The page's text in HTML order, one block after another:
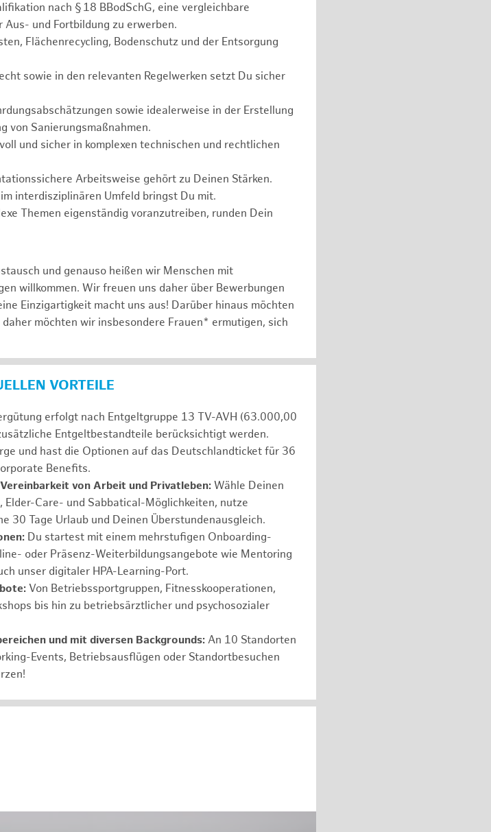
nach § 18 BBodSchG, eine vergleichbare
und Fortbildung zu erwerben.
Flächenrecycling, Bodenschutz und der Entsorgung
sowie in den relevanten Regelwerken setzt Du sicher
sowie idealerweise in der Erstellung
von Sanierungsmaßnahmen.
und sicher in komplexen technischen und rechtlichen
Arbeitsweise gehört zu Deinen Stärken.
interdisziplinären Umfeld bringst Du mit.
Themen eigenständig voranzutreiben, runden Dein
und genauso heißen wir Menschen mit
willkommen. Wir freuen uns daher über Bewerbungen
Einzigartigkeit macht uns aus! Darüber hinaus möchten
möchten wir insbesondere Frauen* ermutigen, sich
VORTEILE
erfolgt nach Entgeltgruppe 13 TV-AVH (63.000,00
Entgeltbestandteile berücksichtigt werden.
und hast die Optionen auf das Deutschlandticket für 36
Benefits.
von Arbeit und Privatleben: Wähle Deinen
Care- und Sabbatical-Möglichkeiten, nutze
30 Tage Urlaub und Deinen Überstundenausgleich.
Du startest mit einem mehrstufigen Onboarding-
oder Präsenz-Weiterbildungsangebote wie Mentoring
unser digitaler HPA-Learning-Port.
Von Betriebssportgruppen, Fitnesskooperationen,
bis hin zu betriebsärztlicher und psychosozialer
und mit diversen Backgrounds: An 10 Standorten
Events, Betriebsausflügen oder Standortbesuchen